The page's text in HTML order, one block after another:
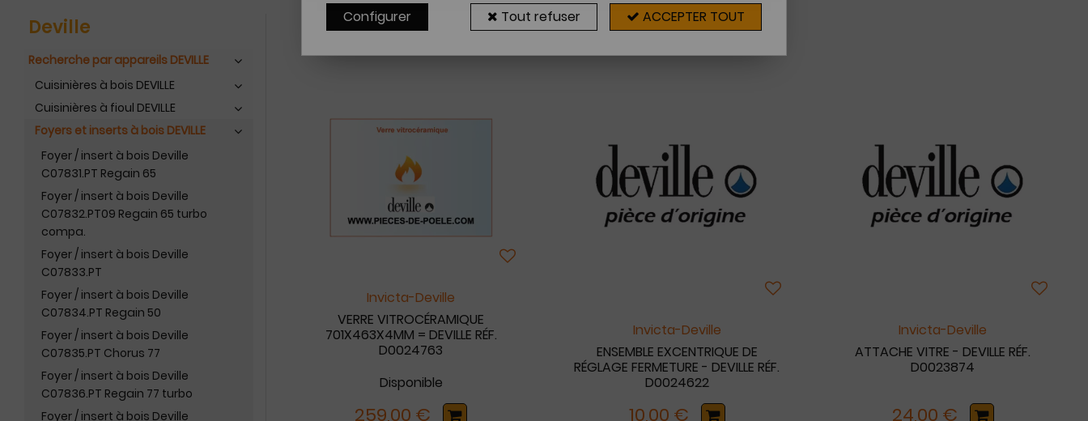
Deville
Recherche par appareils DEVILLE
Cuisinières à bois DEVILLE
Cuisinières à fioul DEVILLE
Foyers et inserts à bois DEVILLE
Foyer / insert à bois Deville
C07831.PT Regain 65
Foyer / insert à bois Deville
C07832.PT09 Regain 65 turbo
compa.
Foyer / insert à bois Deville
C07833.PT
Foyer / insert à bois Deville
C07834.PT Regain 50
Foyer / insert à bois Deville
C07835.PT Chorus 77
Foyer / insert à bois Deville
C07836.PT Regain 77 turbo
Foyer / insert à bois Deville
12 articles sur12
Invicta-Deville
VERRE VITROCÉRAMIQUE
701X463X4MM = DEVILLE RÉF.
D0024763
Disponible
259,00 €
Invicta-Deville
ENSEMBLE EXCENTRIQUE DE
RÉGLAGE FERMETURE - DEVILLE RÉF.
D0024622
10,00 €
Invicta-Deville
ATTACHE VITRE - DEVILLE RÉF.
D0023874
24,00 €
Configurer Tout refuser ACCEPTER TOUT